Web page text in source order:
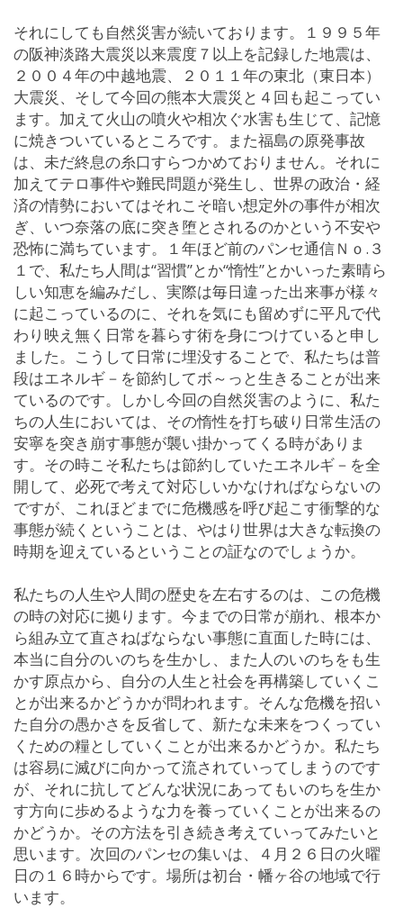
それにしても自然災害が続いております。１９９５年
の阪神淡路大震災以来震度７以上を記録した地震は、
２００４年の中越地震、２０１１年の東北（東日本）
大震災、そして今回の熊本大震災と４回も起こってい
ます。加えて火山の噴火や相次ぐ水害も生じて、記憶
に焼きついているところです。また福島の原発事故
は、未だ終息の糸口すらつかめておりません。それに
加えてテロ事件や難民問題が発生し、世界の政治・経
済の情勢においてはそれこそ暗い想定外の事件が相次
ぎ、いつ奈落の底に突き堕とされるのかという不安や
恐怖に満ちています。１年ほど前のパンセ通信Ｎｏ.３
１で、私たち人間は“習慣”とか“惰性”とかいった素晴ら
しい知恵を編みだし、実際は毎日違った出来事が様々
に起こっているのに、それを気にも留めずに平凡で代
わり映え無く日常を暮らす術を身につけていると申し
ました。こうして日常に埋没することで、私たちは普
段はエネルギ－を節約してボ～っと生きることが出来
ているのです。しかし今回の自然災害のように、私た
ちの人生においては、その惰性を打ち破り日常生活の
安寧を突き崩す事態が襲い掛かってくる時がありま
す。その時こそ私たちは節約していたエネルギ－を全
開して、必死で考えて対応しいかなければならないの
ですが、これほどまでに危機感を呼び起こす衝撃的な
事態が続くということは、やはり世界は大きな転換の
時期を迎えているということの証なのでしょうか。
私たちの人生や人間の歴史を左右するのは、この危機
の時の対応に拠ります。今までの日常が崩れ、根本か
ら組み立て直さねばならない事態に直面した時には、
本当に自分のいのちを生かし、また人のいのちをも生
かす原点から、自分の人生と社会を再構築していくこ
とが出来るかどうかが問われます。そんな危機を招い
た自分の愚かさを反省して、新たな未来をつくってい
くための糧としていくことが出来るかどうか。私たち
は容易に滅びに向かって流されていってしまうのです
が、それに抗してどんな状況にあってもいのちを生か
す方向に歩めるような力を養っていくことが出来るの
かどうか。その方法を引き続き考えていってみたいと
思います。次回のパンセの集いは、４月２６日の火曜
日の１６時からです。場所は初台・幡ヶ谷の地域で行
います。